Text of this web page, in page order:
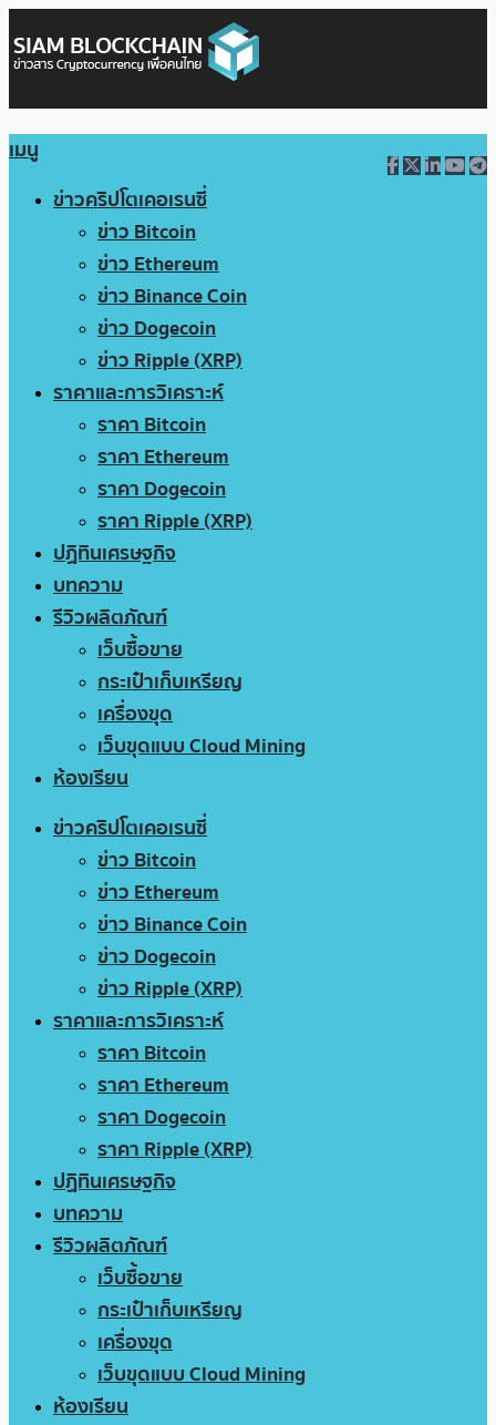
เมนู
ข่าวคริปโตเคอเรนซี่
ข่าว Bitcoin
ข่าว Ethereum
ข่าว Binance Coin
ข่าว Dogecoin
ข่าว Ripple (XRP)
ราคาและการวิเคราะห์
ราคา Bitcoin
ราคา Ethereum
ราคา Dogecoin
ราคา Ripple (XRP)
ปฏิทินเศรษฐกิจ
บทความ
รีวิวผลิตภัณฑ์
เว็บซื้อขาย
กระเป๋าเก็บเหรียญ
เครื่องขุด
เว็บขุดแบบ Cloud Mining
ห้องเรียน
ข่าวคริปโตเคอเรนซี่
ข่าว Bitcoin
ข่าว Ethereum
ข่าว Binance Coin
ข่าว Dogecoin
ข่าว Ripple (XRP)
ราคาและการวิเคราะห์
ราคา Bitcoin
ราคา Ethereum
ราคา Dogecoin
ราคา Ripple (XRP)
ปฏิทินเศรษฐกิจ
บทความ
รีวิวผลิตภัณฑ์
เว็บซื้อขาย
กระเป๋าเก็บเหรียญ
เครื่องขุด
เว็บขุดแบบ Cloud Mining
ห้องเรียน